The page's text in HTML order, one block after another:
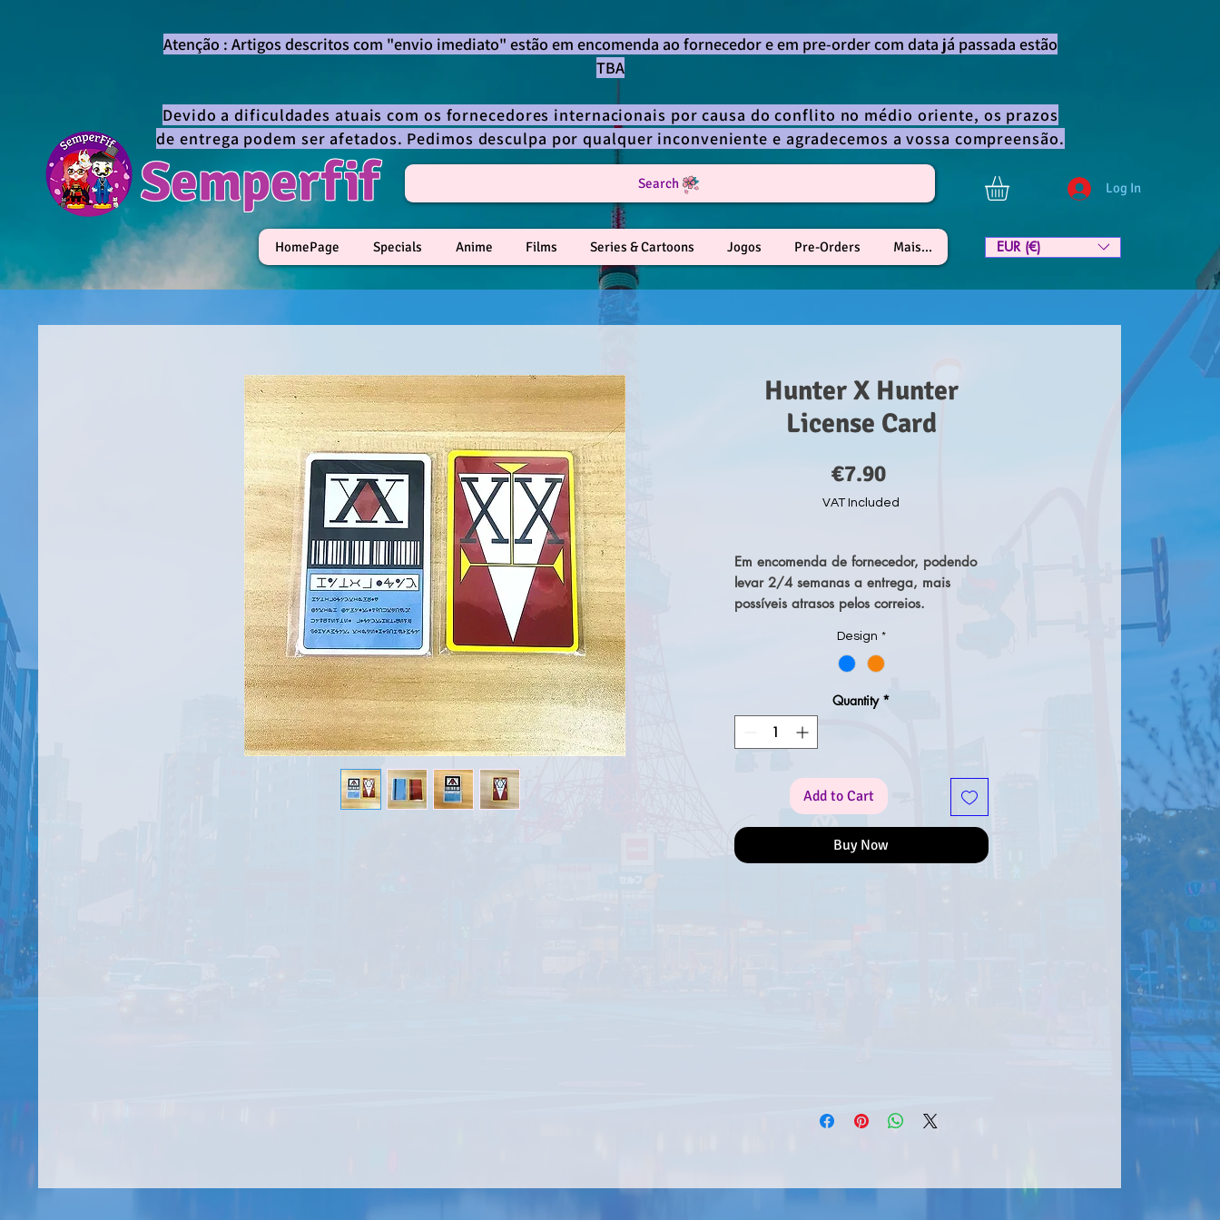
Semperfif Log In
Atenção : Artigos descritos com "envio imediato" estão em encomenda ao fornecedor e em pre-order com data já passada estão
TBA
Devido a dificuldades atuais com os fornecedores internacionais por causa do conflito no médio oriente, os prazos
de entrega podem ser afetados. Pedimos desculpa por qualquer inconveniente e agradecemos a vossa compreensão.
Search
HomePage Specials Anime Films Series & Cartoons Jogos Pre-Orders Mais... EUR (€)
Hunter X Hunter
License Card
€7.90Price
VAT Included
Em encomenda de fornecedor, podendo
levar 2/4 semanas a entrega, mais
possíveis atrasos pelos correios.
Design *
Quantity *
Add to Cart
Buy Now